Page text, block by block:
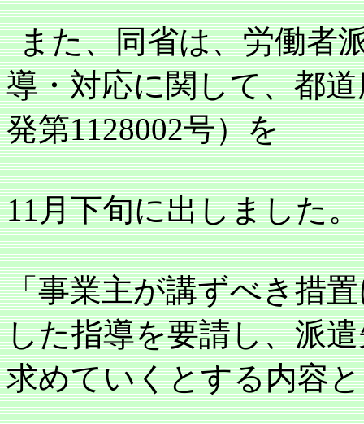
また、同省は、労働者
導・対応に関して、都
発第1128002号）を
11月下旬に出しました。
「事業主が講ずべき措
した指導を要請し、派
求めていくとする内容と